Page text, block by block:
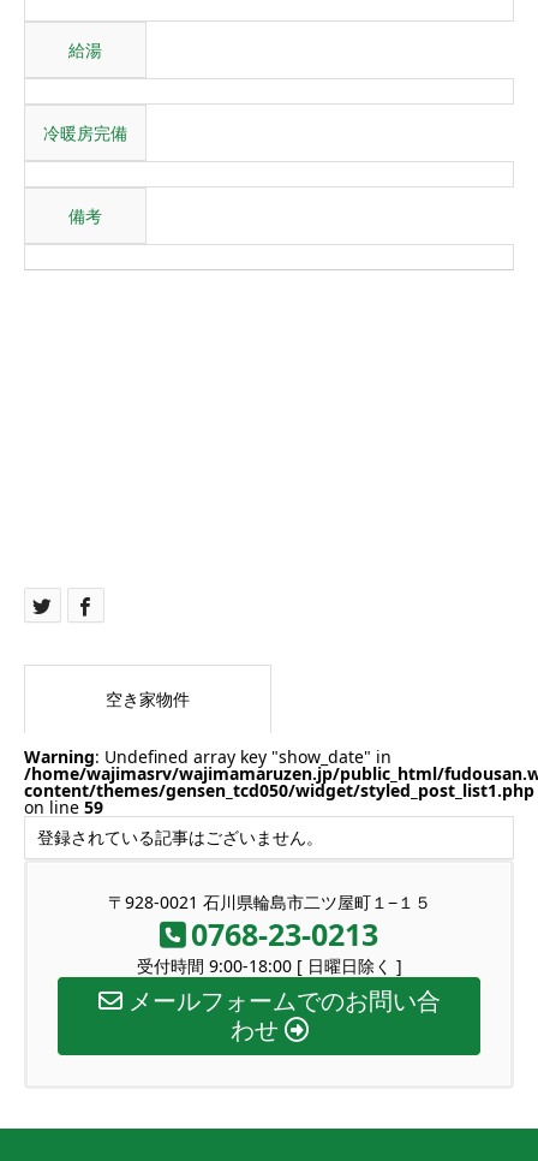
給湯
冷暖房完備
備考
空き家物件
Warning: Undefined array key "show_date" in
/home/wajimasrv/wajimamaruzen.jp/public_html/
content/themes/gensen_tcd050/widget/styled_post_list1.php
on line 59
登録されている記事はございません。
〒928-0021 石川県輪島市二ツ屋町１−１５
0768-23-0213
受付時間 9:00-18:00 [ 日曜日除く ]
メールフォームでのお問い合
わせ